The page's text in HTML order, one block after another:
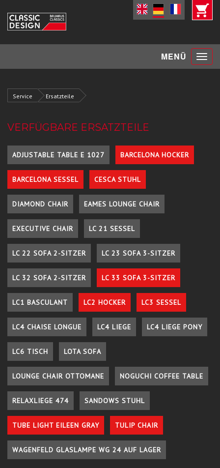
MENÜ Toggle
Service Ersatzteile
VERFÜGBARE ERSATZTEILE
ADJUSTABLE TABLE E 1027 BARCELONA HOCKER
BARCELONA SESSEL CESCA STUHL
DIAMOND CHAIR EAMES LOUNGE CHAIR
EXECUTIVE CHAIR LC 21 SESSEL
LC 22 SOFA 2-SITZER LC 23 SOFA 3-SITZER
LC 32 SOFA 2-SITZER LC 33 SOFA 3-SITZER
LC1 BASCULANT LC2 HOCKER LC3 SESSEL
LC4 CHAISE LONGUE LC4 LIEGE LC4 LIEGE PONY
LC6 TISCH LOTA SOFA
LOUNGE CHAIR OTTOMANE NOGUCHI COFFEE TABLE
RELAXLIEGE 474 SANDOWS STUHL
TUBE LIGHT EILEEN GRAY TULIP CHAIR
WAGENFELD GLASLAMPE WG 24 AUF LAGER